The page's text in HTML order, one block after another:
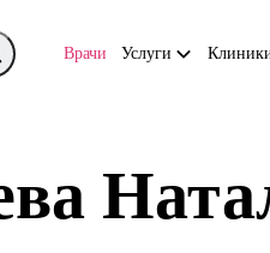
Врачи Услуги